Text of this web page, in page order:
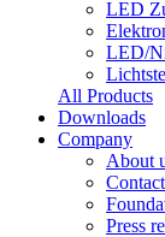
LED
LED/
All Products
Downloads
Company
About
Press